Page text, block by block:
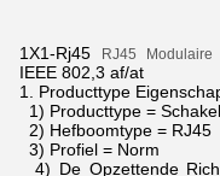
1X1-Rj45 RJ45 Modulaire
IEEE 802,3 af/at
1.
1) Producttype =
2) Hefboomtype = RJ45
3) Profiel = Norm
4) De Opzettende